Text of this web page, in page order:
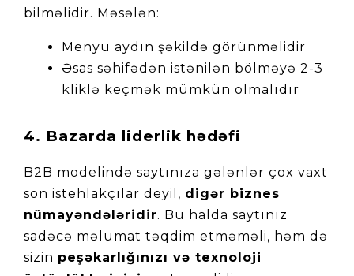
bilməlidir. Məsələn:
Menyu aydın şəkildə görünməlidir
Əsas səhifədən istənilən bölməyə 2-3
kliklə keçmək mümkün olmalıdır
4. Bazarda liderlik hədəfi
B2B modelində saytınıza gələnlər çox vaxt
son istehlakçılar deyil, digər biznes
nümayəndələridir. Bu halda saytınız
sadəcə məlumat təqdim etməməli, həm də
sizin peşəkarlığınızı və texnoloji